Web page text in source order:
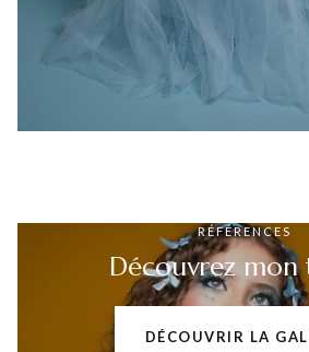
RÉFÉRENCES
Découvrez mon
DÉCOUVRIR LA